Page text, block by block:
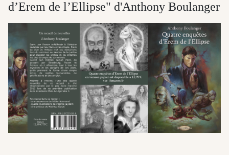
d’Erem de l’Ellipse" d'Anthony Boulanger